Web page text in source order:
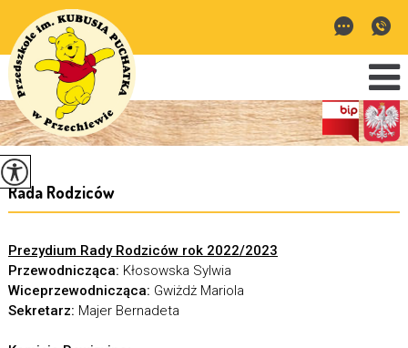
Rada Rodziców
Prezydium Rady Rodziców rok 2022/2023
Przewodnicząca: Kłosowska Sylwia
Wiceprzewodnicząca: Gwiżdż Mariola
Sekretarz: Majer Bernadeta